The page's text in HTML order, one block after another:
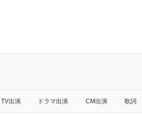
TV出演 ドラマ出演 CM出演 歌詞